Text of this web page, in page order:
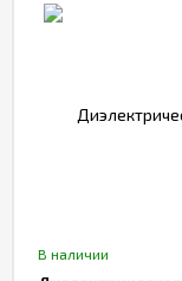
В наличии